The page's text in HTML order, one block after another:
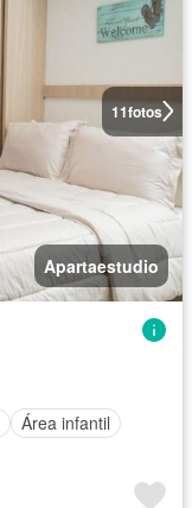
11fotos
Apartaestudio
Área infantil